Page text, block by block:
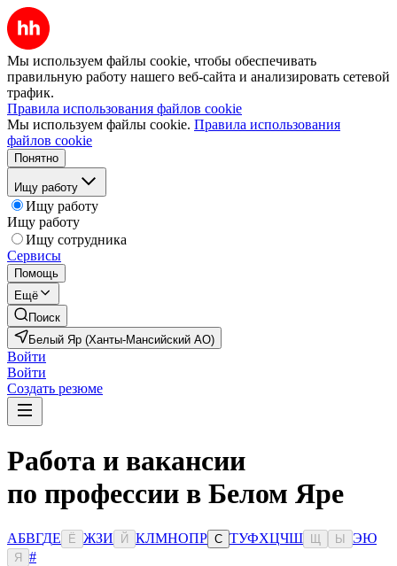
Мы используем файлы cookie, чтобы обеспечивать
правильную работу нашего веб-сайта и анализировать сетевой
трафик.
Правила использования файлов cookie
Мы используем файлы cookie. Правила использования
файлов cookie
Понятно
Ищу работу
Ищу работу
Ищу работу
Ищу сотрудника
Сервисы
Помощь
Ещё
Поиск
Белый Яр (Ханты-Мансийский АО)
Войти
Войти
Создать резюме
Работа и вакансии
по профессии в Белом Яре
АБВГДЕ Ё ЖЗИ Й КЛМНОПР С ТУФХЦЧШ Ы ЭЮ
Я
#